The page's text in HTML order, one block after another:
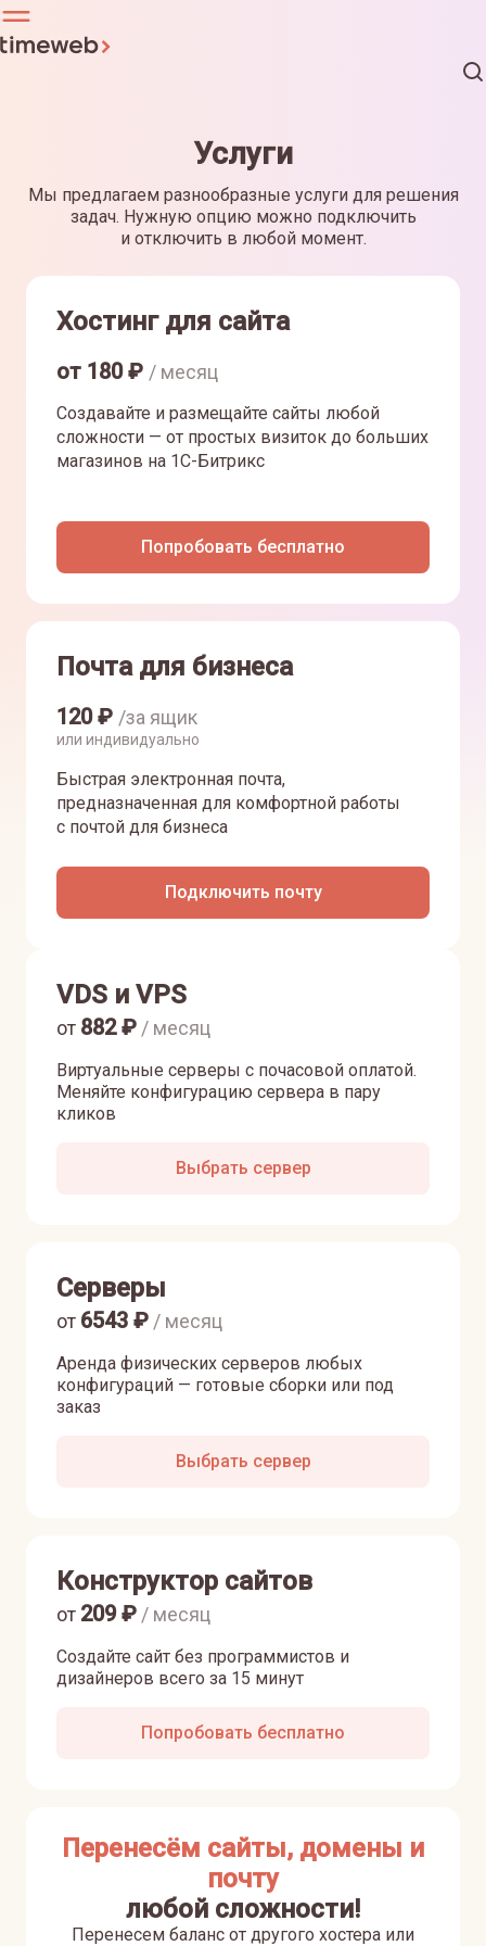
Услуги
Мы предлагаем разнообразные услуги для решения
задач. Нужную опцию можно подключить
и отключить в любой момент.
Хостинг для сайта
от 180₽ / месяц
Создавайте и размещайте сайты любой
сложности — от простых визиток до больших
магазинов на 1С-Битрикс
Попробовать бесплатно
Почта для бизнеса
120₽ /за ящик
или индивидуально
Быстрая электронная почта,
предназначенная для комфортной работы
с почтой для бизнеса
Подключить почту
VDS и VPS
Виртуальные серверы с почасовой оплатой.
Меняйте конфигурацию сервера в пару
кликов
от 882₽ / месяц
Выбрать сервер
Серверы
Аренда физических серверов любых
конфигураций — готовые сборки или под
заказ
от 6543 ₽ / месяц
Выбрать сервер
Конструктор сайтов
Создайте сайт без программистов и
дизайнеров всего за 15 минут
от 209₽ / месяц
Попробовать бесплатно
Перенесём сайты, домены и
почту
любой сложности!
Перенесем баланс от другого хостера или